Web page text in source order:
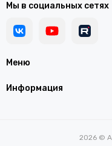
Меню
Информация
Мы в социальных сетях
2026 ©